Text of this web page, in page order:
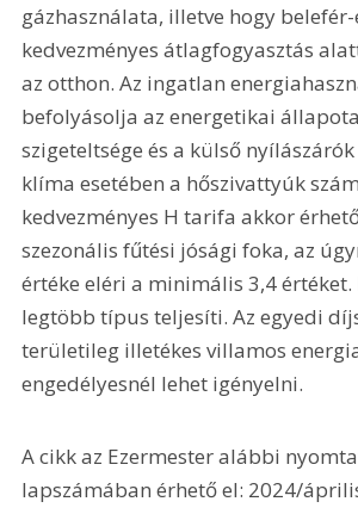
gázhasználata, illetve hogy belefér-
kedvezményes átlagfogyasztás
az otthon. Az ingatlan
befolyásolja az energetikai
szigeteltsége és a külső
klíma esetében a hőszivattyúk
kedvezményes H tarifa akkor
szezonális fűtési jósági foka, az
értéke eléri a minimális 3,4 értéket.
legtöbb típus teljesíti. Az egyedi
területileg illetékes villamos
engedélyesnél lehet igényelni.
A cikk az Ezermester alábbi
lapszámában érhető el: 2024/